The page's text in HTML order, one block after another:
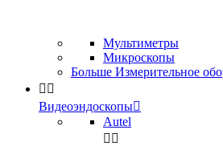
Мультиметры
Микроскопы
Больше Измерительное
 
Видеоэндоскопы
Autel
 